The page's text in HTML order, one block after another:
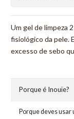
Um gel de limpeza
fisiológico da pele.
excesso de sebo
Porque é Inouïe?
Porque deves usar